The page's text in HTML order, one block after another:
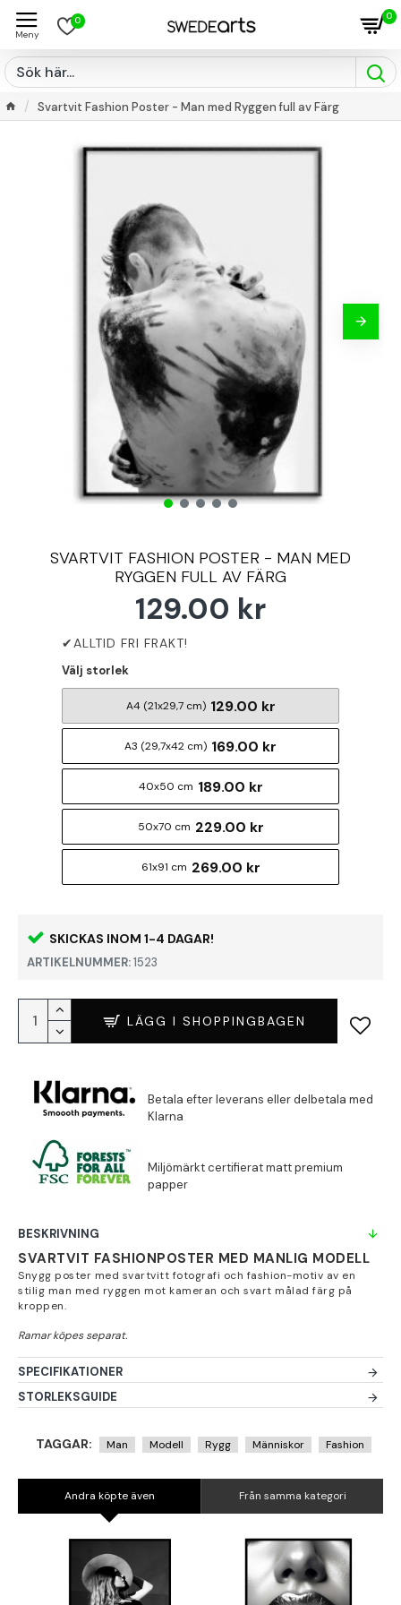
0 0
Svartvit Fashion Poster - Man med Ryggen full av Färg
SVARTVIT FASHION POSTER - MAN MED
RYGGEN FULL AV FÄRG
SKICKAS INOM 1-4 DAGAR!
ARTIKELNUMMER:1523
129.00 kr
Välj storlek
A4 (21x29,7 cm) 129.00 kr
A3 (29,7x42 cm) 169.00 kr
40x50 cm 189.00 kr
50x70 cm 229.00 kr
61x91 cm 269.00 kr
LÄGG I SHOPPINGBAGEN
BESKRIVNING
SVARTVIT FASHIONPOSTER MED MANLIG MODELL
Snygg poster med svartvitt fotografi och fashion-motiv av en
stilig man med ryggen mot kameran och svart målad färg på
kroppen.
SPECIFIKATIONER
STORLEKSGUIDE
TAGGAR: Man Modell Rygg Människor Fashion
Andra köpte även Från samma kategori